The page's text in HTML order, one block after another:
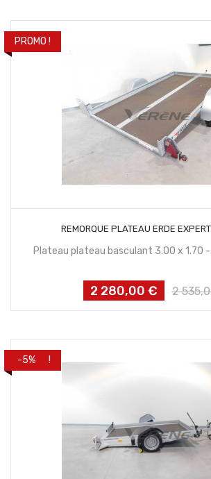
PROMO !
REMORQUE PLATEAU ERDE
Plateau plateau basculant 3.00 x 1.70
Prix
2 280,00 €
Prix
2
PROMO !
-5%